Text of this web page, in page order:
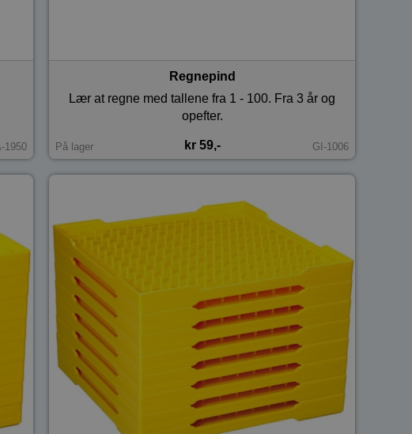
1950
Regnepind
Lær at regne med tallene fra 1 - 100. Fra 3 år og
opefter.
På lager kr 59,- GI-1006